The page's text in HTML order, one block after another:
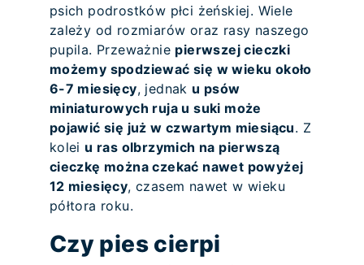
psich podrostków płci żeńskiej. Wiele
zależy od rozmiarów oraz rasy naszego
pupila. Przeważnie pierwszej cieczki
możemy spodziewać się w wieku około
6-7 miesięcy, jednak u psów
miniaturowych ruja u suki może
pojawić się już w czwartym miesiącu. Z
kolei u ras olbrzymich na pierwszą
cieczkę można czekać nawet powyżej
12 miesięcy, czasem nawet w wieku
półtora roku.
Czy pies cierpi